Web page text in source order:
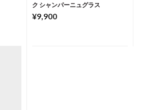
ク シャンパーニュグラス
¥9,900